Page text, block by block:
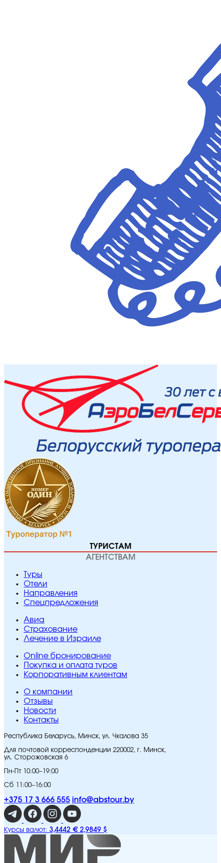
ТУРИСТАМ
АГЕНТСТВАМ
Туры
Отели
Направления
Спецпредложения
Авиа
Страхование
Лечение в Израиле
Online бронирование
Покупка и оплата туров
Корпоративным клиентам
O компании
Отзывы
Новости
Контакты
Республика Беларусь, Минск, ул. Чкалова 35
Для почтовой корреспонденции 220002, г. Минск,
ул. Сторожовская 6
Пн-Пт 10:00–19:00
Сб 11:00–16:00
+375 17 3 666 555 info@abstour.by
Курсы валют: 3,4442 € 2,9849 $